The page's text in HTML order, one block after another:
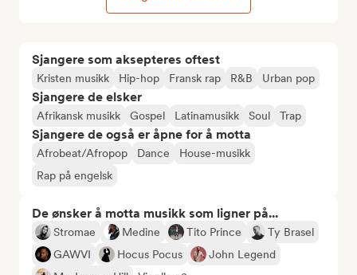
Sjangere som aksepteres oftest
Kristen musikk Hip-hop Fransk rap R&B Urban pop
Sjangere de elsker
Afrikansk musikk Gospel Latinamusikk Soul Trap
Sjangere de også er åpne for å motta
Afrobeat/Afropop Dance
House-musikk
Rap på engelsk
De ønsker å motta musikk som ligner på...
Stromae Medine Tito Prince
Ty Brasel
GAWVI
Hocus Pocus
John Legend